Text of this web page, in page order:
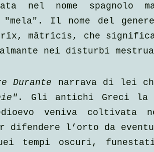
nel nome spagnolo
"mela". Il nome del
mātrīcis, che
nei disturbi
Durante narrava di lei
. Gli antichi Greci la
veniva coltivata
difendere l’orto da
tempi oscuri,